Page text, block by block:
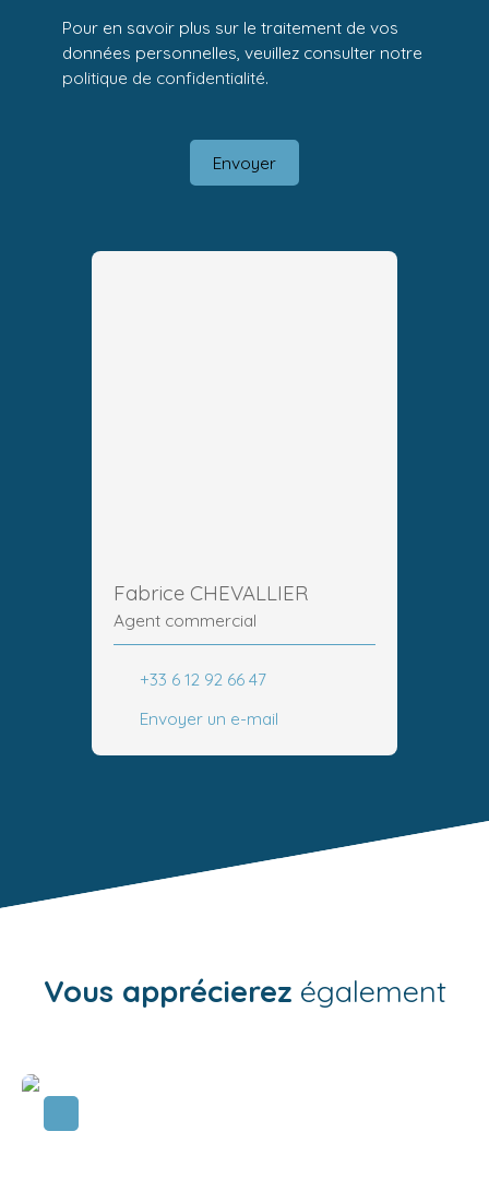
Pour en savoir plus sur le traitement de vos
données personnelles, veuillez consulter notre
politique de confidentialité.
Envoyer
Fabrice CHEVALLIER
Agent commercial
+33 6 12 92 66 47
Envoyer un e-mail
Vous apprécierez également